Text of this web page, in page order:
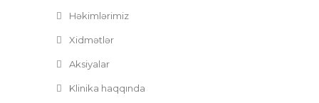
Həkimlərimiz
Xidmətlər
Aksiyalar
Klinika haqqında